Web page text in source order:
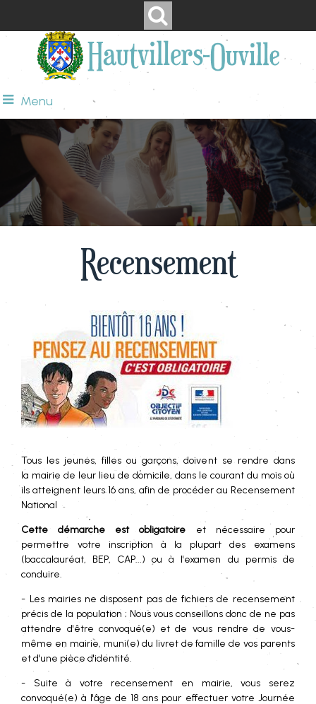
Menu
Recensement
Tous les jeunes, filles ou garçons, doivent se rendre dans
la mairie de leur lieu de domicile, dans le courant du mois où
ils atteignent leurs 16 ans, afin de procéder au Recensement
National
Cette démarche est obligatoire et nécessaire pour
permettre votre inscription à la plupart des examens
(baccalauréat, BEP, CAP...) ou à l'examen du permis de
conduire.
- Les mairies ne disposent pas de fichiers de recensement
précis de la population ; Nous vous conseillons donc de ne pas
attendre d'être convoqué(e) et de vous rendre de vous-
même en mairie, muni(e) du livret de famille de vos parents
et d'une pièce d'identité.
- Suite à votre recensement en mairie, vous serez
convoqué(e) à l'âge de 18 ans pour effectuer votre Journée